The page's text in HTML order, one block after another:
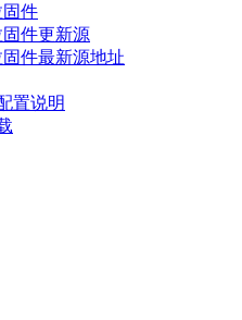
固件
固件更新源
固件最新源地址
置说明